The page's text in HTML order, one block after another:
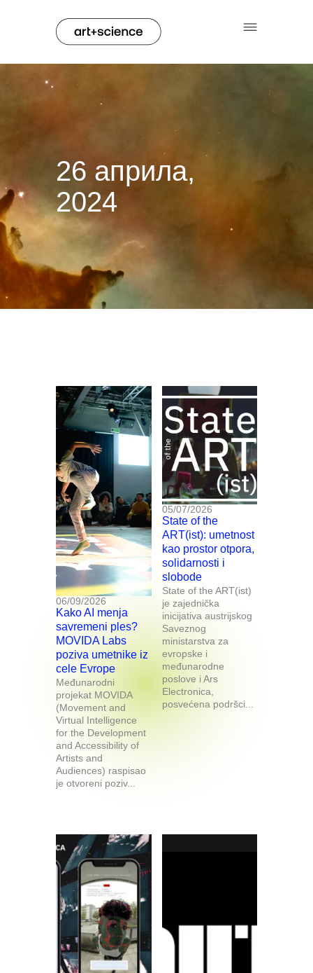
26 априла,
2024
06/09/2026
Kako AI menja
savremeni ples?
MOVIDA Labs
poziva umetnike iz
cele Evrope
Međunarodni
projekat MOVIDA
(Movement and
Virtual Intelligence
for the Development
and Accessibility of
Artists and
Audiences) raspisao
je otvoreni poziv...
05/07/2026
State of the
ART(ist): umetnost
kao prostor otpora,
solidarnosti i
slobode
State of the ART(ist)
je zajednička
inicijativa austrijskog
Saveznog
ministarstva za
evropske i
međunarodne
poslove i Ars
Electronica,
posvećena podršci...